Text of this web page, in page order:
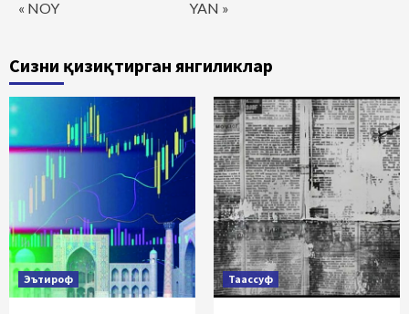
« NOY YAN »
Сизни қизиқтирган янгиликлар
Эътироф Таассуф